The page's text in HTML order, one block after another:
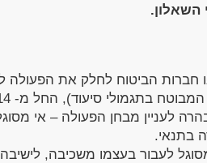
השאלון.
חברות הביטוח לחלק את הפעולה
לעניין מבחן הפעולה – אי
לעבור בעצמו משכיבה,